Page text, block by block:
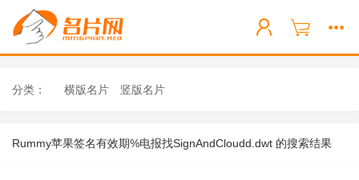
分类： 横版名片 竖版名片
Rummy苹果签名有效期%电报找SignAndCloudd.dwt 的搜索结果